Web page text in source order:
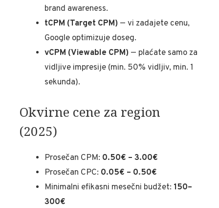
brand awareness.
tCPM (Target CPM) — vi zadajete cenu,
Google optimizuje doseg.
vCPM (Viewable CPM) — plaćate samo za
vidljive impresije (min. 50% vidljiv, min. 1
sekunda).
Okvirne cene za region
(2025)
Prosečan CPM: 0.50€ – 3.00€
Prosečan CPC: 0.05€ – 0.50€
Minimalni efikasni mesečni budžet: 150–
300€